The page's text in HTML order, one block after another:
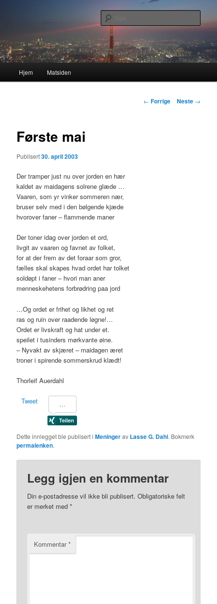
hovedinnholdet
Lasses hjemmeside
Hjem Matsiden
Innleggsnavigasjon
← Forrige Neste →
Første mai
Publisert30. april 2003
Der tramper just nu over jorden en hær
kaldet av maidagens solrene glæde …
Vaaren, som yr vinker sommeren nær,
bruser selv med i den bølgende kjæde
hvorover faner – flammende maner
Der toner idag over jorden et ord,
livgit av vaaren og favnet av folket,
for at der frem av det foraar som gror,
fælles skal skapes hvad ordet har tolket
soldøpt i faner – hvori man aner
menneskehetens forbrødring paa jord
…Og ordet er frihet og likhet og ret
ras og ruin over raadende løgne!…
Ordet er livskraft og hat under et.
speilet i tusinders mørkvante øine.
– Nyvakt av skjæret – maidagen æret
troner i spirende sommerskrud klædt!
Thorleif Auerdahl
Tweet
Dette innlegget ble publisert iMeningerav Lasse G. Dahl. Bokmerk
permalenken.
Legg igjen en kommentar
Din e-postadresse vil ikke bli publisert. Obligatoriske felt
er merket med*
Kommentar*